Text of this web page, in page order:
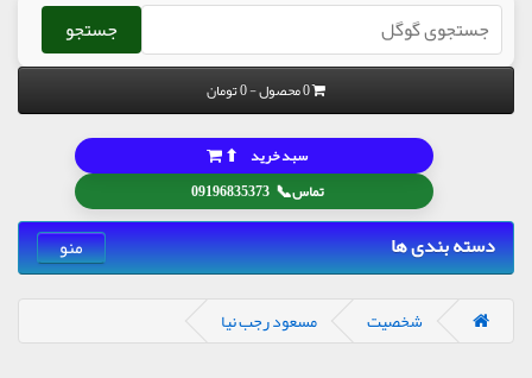
جستجو
0 محصول - 0 تومان
تماس📞
09196835373
سبد خرید ⬆
دسته بندی ها منو
شخصیت مسعود رجب نیا